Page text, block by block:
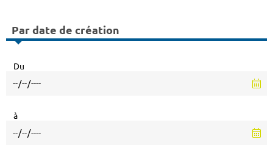
Par date de création
Du
à